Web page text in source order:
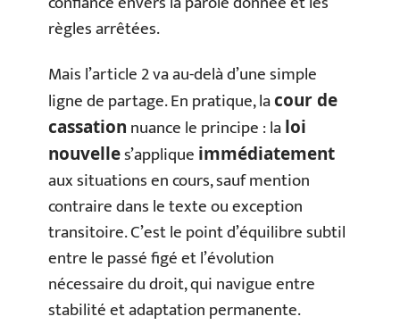
règles arrêtées.
Mais l’article 2 va au-delà d’une simple
ligne de partage. En pratique, lacour de
cassation nuance le principe : laloi
nouvelles’applique immédiatement
aux situations en cours, sauf mention
contraire dans le texte ou exception
transitoire. C’est le point d’équilibre subtil
entre le passé figé et l’évolution
nécessaire du droit, qui navigue entre
stabilité et adaptation permanente.